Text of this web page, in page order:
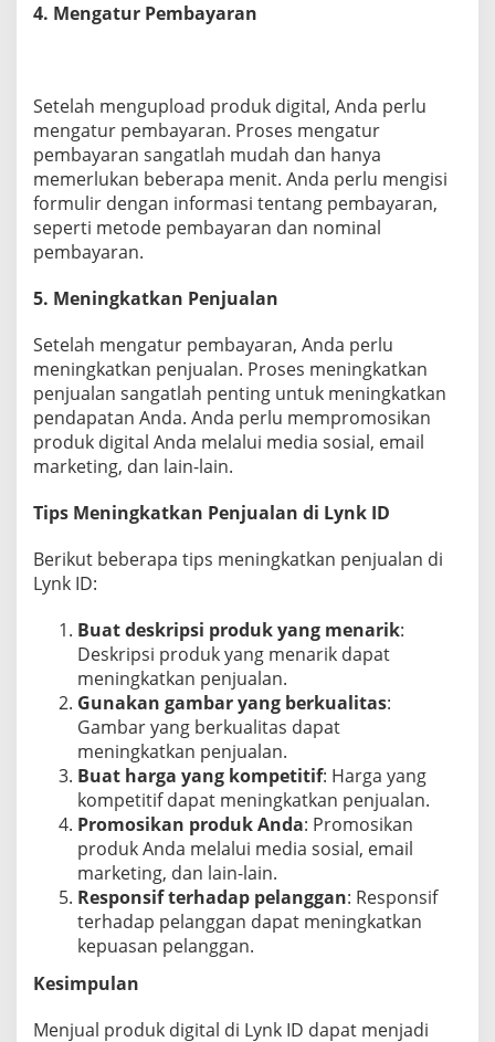
4. Mengatur Pembayaran
Setelah mengupload produk digital, Anda perlu
mengatur pembayaran. Proses mengatur
pembayaran sangatlah mudah dan hanya
memerlukan beberapa menit. Anda perlu mengisi
formulir dengan informasi tentang pembayaran,
seperti metode pembayaran dan nominal
pembayaran.
5. Meningkatkan Penjualan
Setelah mengatur pembayaran, Anda perlu
meningkatkan penjualan. Proses meningkatkan
penjualan sangatlah penting untuk meningkatkan
pendapatan Anda. Anda perlu mempromosikan
produk digital Anda melalui media sosial, email
marketing, dan lain-lain.
Tips Meningkatkan Penjualan di Lynk ID
Berikut beberapa tips meningkatkan penjualan di
Lynk ID:
Buat deskripsi produk yang menarik:
Deskripsi produk yang menarik dapat
meningkatkan penjualan.
Gunakan gambar yang berkualitas:
Gambar yang berkualitas dapat
meningkatkan penjualan.
Buat harga yang kompetitif: Harga yang
kompetitif dapat meningkatkan penjualan.
Promosikan produk Anda: Promosikan
produk Anda melalui media sosial, email
marketing, dan lain-lain.
Responsif terhadap pelanggan: Responsif
terhadap pelanggan dapat meningkatkan
kepuasan pelanggan.
Kesimpulan
Menjual produk digital di Lynk ID dapat menjadi